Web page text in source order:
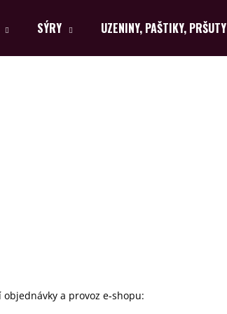
SÝRY UZENINY, PAŠTIKY, PRŠUTY
a provoz e‑shopu: